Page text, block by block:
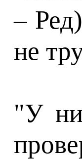
–
не
"У